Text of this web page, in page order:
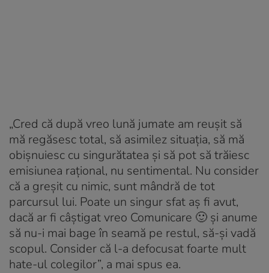
„Cred că după vreo lună jumate am reușit să
mă regăsesc total, să asimilez situația, să mă
obișnuiesc cu singurătatea și să pot să trăiesc
emisiunea rațional, nu sentimental. Nu consider
că a greșit cu nimic, sunt mândră de tot
parcursul lui. Poate un singur sfat aș fi avut,
dacă ar fi câștigat vreo Comunicare 🙂 și anume
să nu-i mai bage în seamă pe restul, să-și vadă
scopul. Consider că l-a defocusat foarte mult
hate-ul colegilor”, a mai spus ea.